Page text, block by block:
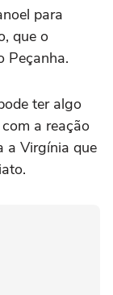
para
que o
Peçanha.
ter algo
a reação
a Virgínia que